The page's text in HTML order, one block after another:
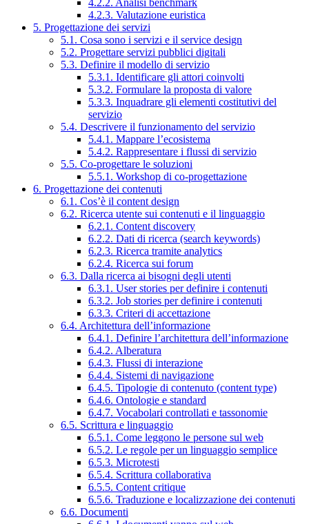
4.2.2. Analisi benchmark
4.2.3. Valutazione euristica
5. Progettazione dei servizi
5.1. Cosa sono i servizi e il service design
5.2. Progettare servizi pubblici digitali
5.3. Definire il modello di servizio
5.3.1. Identificare gli attori coinvolti
5.3.2. Formulare la proposta di valore
5.3.3. Inquadrare gli elementi costitutivi del
servizio
5.4. Descrivere il funzionamento del servizio
5.4.1. Mappare l’ecosistema
5.4.2. Rappresentare i flussi di servizio
5.5. Co-progettare le soluzioni
5.5.1. Workshop di co-progettazione
6. Progettazione dei contenuti
6.1. Cos’è il content design
6.2. Ricerca utente sui contenuti e il linguaggio
6.2.1. Content discovery
6.2.2. Dati di ricerca (search keywords)
6.2.3. Ricerca tramite analytics
6.2.4. Ricerca sui forum
6.3. Dalla ricerca ai bisogni degli utenti
6.3.1. User stories per definire i contenuti
6.3.2. Job stories per definire i contenuti
6.3.3. Criteri di accettazione
6.4. Architettura dell’informazione
6.4.1. Definire l’architettura dell’informazione
6.4.2. Alberatura
6.4.3. Flussi di interazione
6.4.4. Sistemi di navigazione
6.4.5. Tipologie di contenuto (content type)
6.4.6. Ontologie e standard
6.4.7. Vocabolari controllati e tassonomie
6.5. Scrittura e linguaggio
6.5.1. Come leggono le persone sul web
6.5.2. Le regole per un linguaggio semplice
6.5.3. Microtesti
6.5.4. Scrittura collaborativa
6.5.5. Content critique
6.5.6. Traduzione e localizzazione dei contenuti
6.6. Documenti